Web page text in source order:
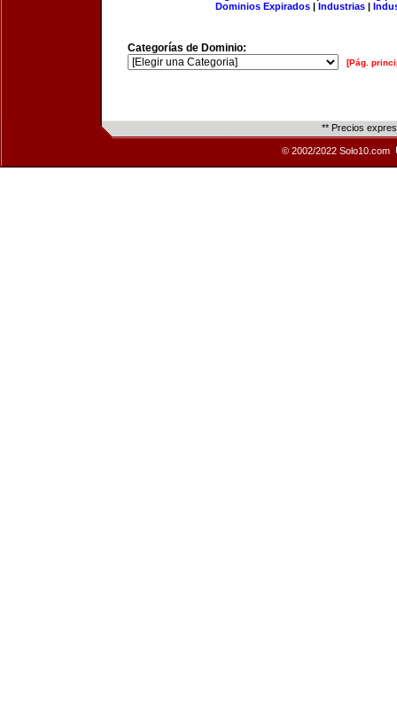
Dominios Expirados | Industrias |
Categorías de Dominio:
[Pág.
** Precios
© 2002/2022 Solo10.com